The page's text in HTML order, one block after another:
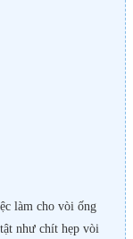
làm cho vòi ống
như chít hẹp vòi